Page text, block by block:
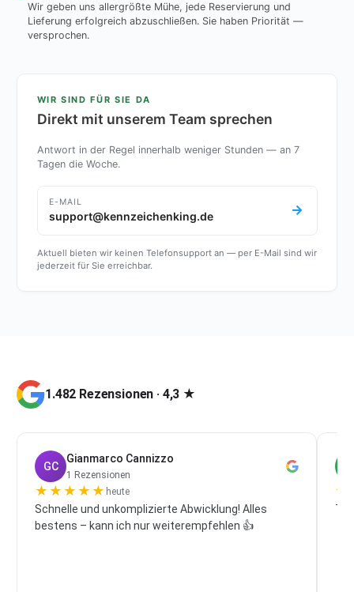
Wir geben uns allergrößte Mühe, jede Reservierung und
Lieferung erfolgreich abzuschließen. Sie haben Priorität —
versprochen.
WIR SIND FÜR SIE DA
Direkt mit unserem Team sprechen
Antwort in der Regel innerhalb weniger Stunden — an 7
Tagen die Woche.
E-MAIL
support@kennzeichenking.de
Aktuell bieten wir keinen Telefonsupport an — per E-Mail sind wir
jederzeit für Sie erreichbar.
1.482 Rezensionen · 4,3 ★
GC
Gianmarco Cannizzo
1 Rezensionen
★ ★ ★ ★ ★ heute
Schnelle und unkomplizierte Abwicklung! Alles
bestens – kann ich nur weiterempfehlen 👍
★